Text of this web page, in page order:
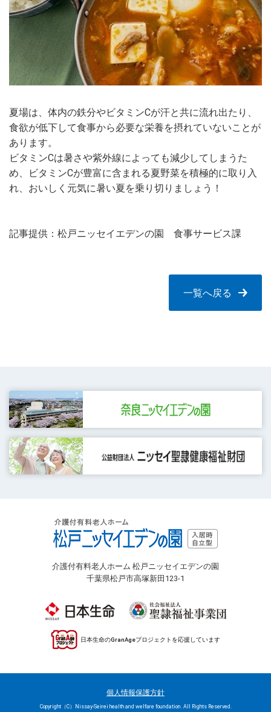
夏場は、体内の鉄分やビタミンCが汗と共に流れ出たり、
食欲が低下して食事から必要な栄養を摂れていないことが
あります。
ビタミンCは暑さや紫外線によっても減少してしまうた
め、ビタミンCが豊富に含まれる夏野菜を積極的に取り入
れ、おいしく元気に暑い夏を乗り切りましょう！
記事提供：松戸ニッセイエデンの園 食事サービス課
一覧へ戻る
介護付有料老人ホーム 松戸ニッセイエデンの園
千葉県松戸市高塚新田123-1
日本生命のGranAgeプロジェクトを応援しています
個人情報保護方針
Copyright（C）Nissay-Seirei health and welfare foundation. All Rights Reserved.